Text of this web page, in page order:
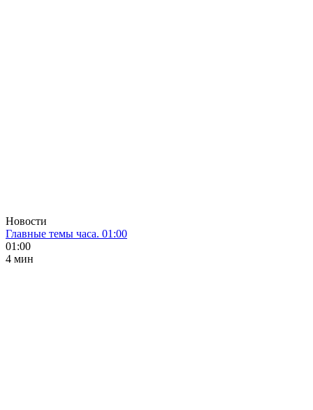
Новости
Главные темы часа. 01:00
01:00
4 мин